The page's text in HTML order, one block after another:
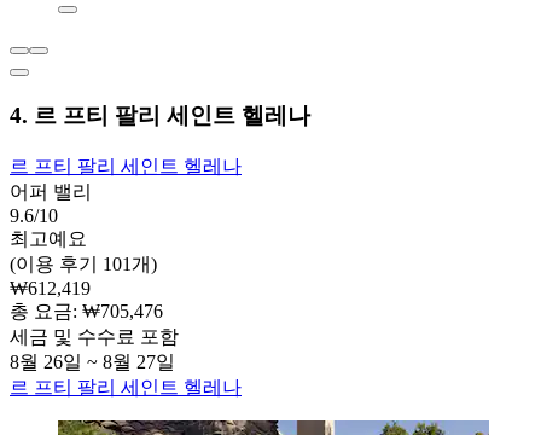
4. 르 프티 팔리 세인트 헬레나
르 프티 팔리 세인트 헬레나
어퍼 밸리
9.6/10
최고예요
(이용 후기 101개)
₩612,419
총 요금: ₩705,476
세금 및 수수료 포함
8월 26일 ~ 8월 27일
르 프티 팔리 세인트 헬레나